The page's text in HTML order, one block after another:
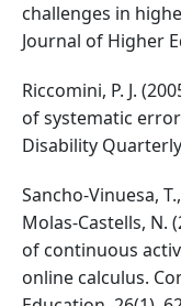
challenges in
Journal of Higher
Riccomini, P. J.
of systematic
Disability
Sancho-Vinuesa,
Molas-Castells, N.
of continuous
online calculus.